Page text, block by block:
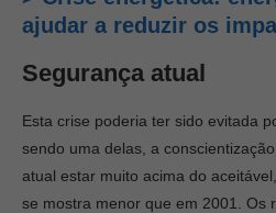
ajudar a reduzir os
Segurança atual
Esta crise poderia ter sido evitada
sendo uma delas, a
atual estar muito acima do
se mostra menor que em 2001. Os